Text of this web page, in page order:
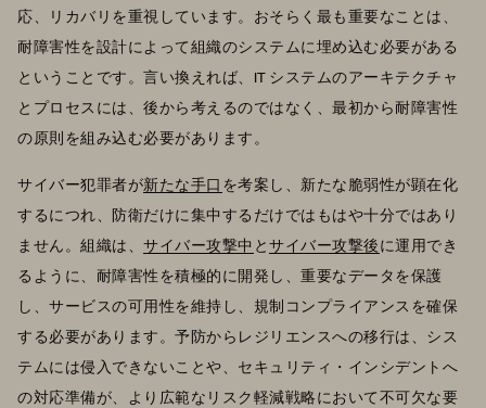
応、リカバリを重視しています。おそらく最も重要なことは、
耐障害性を設計によって組織のシステムに埋め込む必要がある
ということです。言い換えれば、IT システムのアーキテクチャ
とプロセスには、後から考えるのではなく、最初から耐障害性
の原則を組み込む必要があります。
サイバー犯罪者が新たな手口 を考案し、新たな脆弱性が顕在化
するにつれ、防衛だけに集中するだけではもはや十分ではあり
ません。組織は、 サイバー攻撃中 とサイバー攻撃後に運用でき
るように、耐障害性を積極的に開発し、重要なデータを保護
し、サービスの可用性を維持し、規制コンプライアンスを確保
する必要があります。予防からレジリエンスへの移行は、シス
テムには侵入できないことや、セキュリティ・インシデントへ
の対応準備が、より広範なリスク軽減戦略において不可欠な要